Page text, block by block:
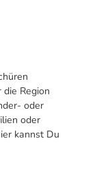
Region
oder
oder
kannst Du